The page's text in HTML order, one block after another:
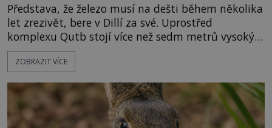
Představa, že železo musí na dešti během několika
let zrezivět, bere v Dillí za své. Uprostřed
komplexu Qutb stojí více než sedm metrů vysoký
železný sloup, který už přibližně 1 600 let odolává
počasí s jen nepatrnými stopami koroze. Jeho
ztracených technologiích či tajemných
materiálech. Moderní metalurgie však ukazuje, že
skutečné vysvětlení je ješt
ZOBRAZIT VÍCE